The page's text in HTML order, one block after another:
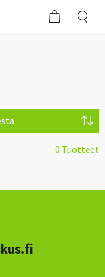
0 Tuotteet